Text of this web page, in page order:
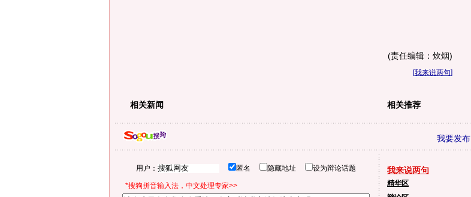
(责任编辑：炊烟)
[我来说两句]
相关新闻 相关推荐
我要发布
用户： 匿名 隐藏地址 设为辩论话题
*搜狗拼音输入法，中文处理专家>>
我来说两句
精华区